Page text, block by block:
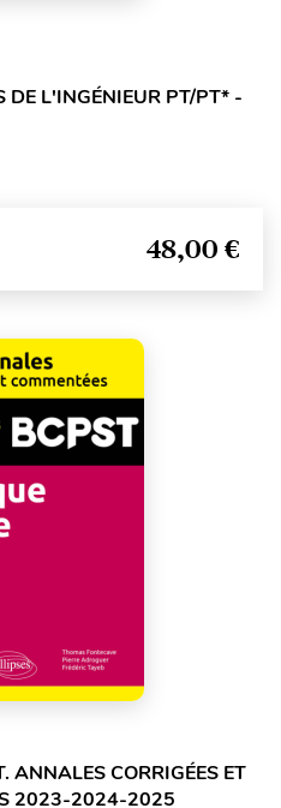
DE L'INGÉNIEUR PT/PT* -
48,00 €
ANNALES CORRIGÉES ET
2023-2024-2025